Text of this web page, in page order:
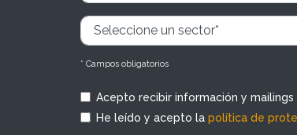
* Campos obligatorios
Acepto recibir información y
He leído y acepto la política de